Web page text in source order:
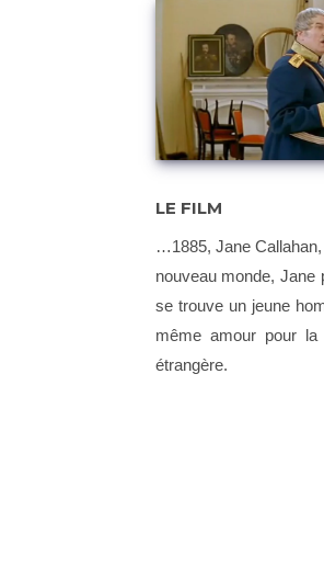
LE FILM
…1885, Jane
nouveau monde,
se trouve un jeune
même amour pour la
étrangère.